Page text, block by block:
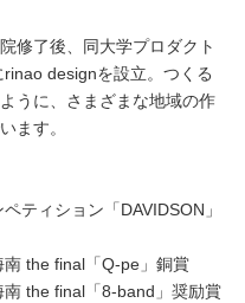
修了後、同大学プロダクト
designを設立。つくる
うに、さまざまな地域の作
ます。
ティション「DAVIDSON」
the final「Q-pe」銅賞
the final「8-band」奨励賞